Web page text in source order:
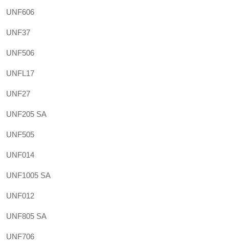
UNF606
UNF37
UNF506
UNFL17
UNF27
UNF205 SA
UNF505
UNF014
UNF1005 SA
UNF012
UNF805 SA
UNF706